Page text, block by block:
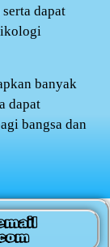
dapat
banyak
dapat
bangsa dan